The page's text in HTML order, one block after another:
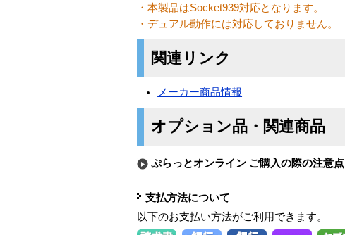
・本製品はSocket939対応となります。
・デュアル動作には対応しておりません。
関連リンク
メーカー商品情報
オプション品・関連商品
ぷらっとオンライン ご購入の際の注意点
支払方法について
以下のお支払い方法がご利用できます。